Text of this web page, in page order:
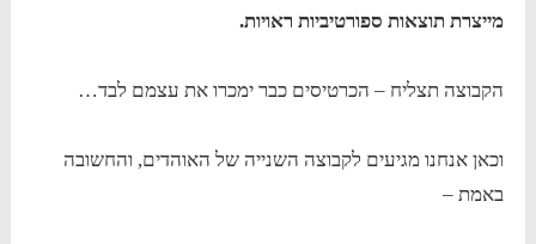
מייצרת תוצאות ספורטיביות ראויות.
הקבוצה תצליח – הכרטיסים כבר ימכרו את עצמם לבד…
וכאן אנחנו מגיעים לקבוצה השנייה של האוהדים, והחשובה
באמת –